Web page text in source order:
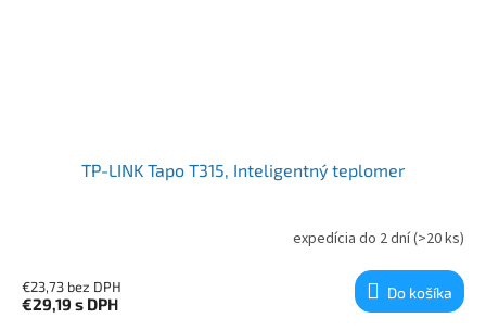
TP-LINK Tapo T315, Inteligentný teplomer
expedícia do 2 dní(>20 ks)
€23,73 bez DPH
€29,19 s DPH
Do košíka